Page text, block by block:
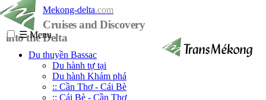
Mekong-delta.com
Cruises and Discovery
into the Delta
☰Menu
Du thuyền Bassac
Du hành tự tại
Du hành Khám phá
:: Cần Thơ - Cái Bè
:: Cái Bè - Cần Thơ